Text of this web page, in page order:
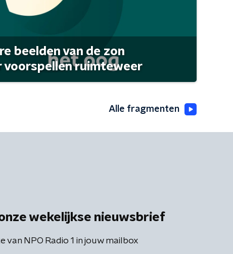
beelden van de zon
voorspellen ruimteweer
Alle fragmenten
wekelijkse nieuwsbrief
van NPO Radio 1 in jouw mailbox